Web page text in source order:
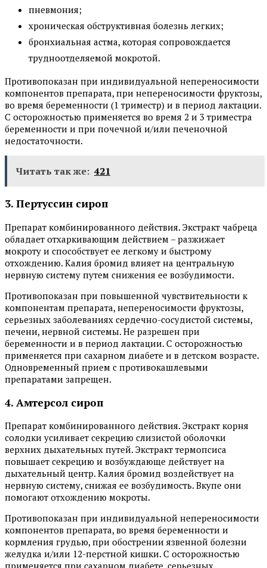
пневмония;
хроническая обструктивная болезнь легких;
бронхиальная астма, которая сопровождается
трудноотделяемой мокротой.
Противопоказан при индивидуальной непереносимости
компонентов препарата, при непереносимости фруктозы,
во время беременности (1 триместр) и в период лактации.
С осторожностью применяется во время 2 и 3 триместра
беременности и при почечной и/или печеночной
недостаточности.
Читать так же: 421
3. Пертуссин сироп
Препарат комбинированного действия. Экстракт чабреца
обладает отхаркивающим действием – разжижает
мокроту и способствует ее легкому и быстрому
отхождению. Калия бромид влияет на центральную
нервную систему путем снижения ее возбудимости.
Противопоказан при повышенной чувствительности к
компонентам препарата, непереносимости фруктозы,
серьезных заболеваниях сердечно-сосудистой системы,
печени, нервной системы. Не разрешен при
беременности и в период лактации. С осторожностью
применяется при сахарном диабете и в детском возрасте.
Одновременный прием с противокашлевыми
препаратами запрещен.
4. Амтерсол сироп
Препарат комбинированного действия. Экстракт корня
солодки усиливает секрецию слизистой оболочки
верхних дыхательных путей. Экстракт термопсиса
повышает секрецию и возбуждающе действует на
дыхательный центр. Калия бромид воздействует на
нервную систему, снижая ее возбудимость. Вкупе они
помогают отхождению мокроты.
Противопоказан при индивидуальной непереносимости
компонентов препарата, во время беременности и
кормления грудью, при обострении язвенной болезни
желудка и/или 12-перстной кишки. С осторожностью